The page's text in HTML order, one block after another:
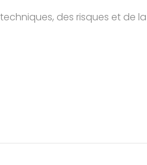
des risques et de la